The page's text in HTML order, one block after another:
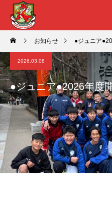
お知らせ ●ジュニア
2026.03.08
●ジュニア●2026年度